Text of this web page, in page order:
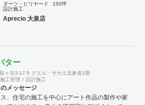
ダーツ・ビリヤード
150坪
設計施工
Aprecio 大泉店
ター
ヶ谷3-17-5 グエル・サカエ北参道1階
施工管理 設計施工
メッセージ
、住宅の施工を中心にアート作品の製作や家